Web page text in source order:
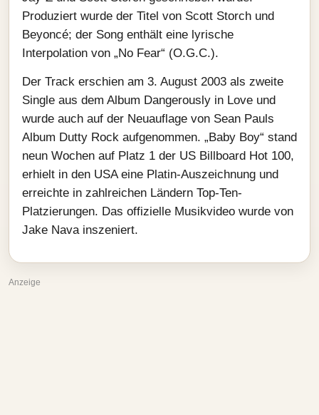
Produziert wurde der Titel von Scott Storch und
Beyoncé; der Song enthält eine lyrische
Interpolation von „No Fear“ (O.G.C.).
Der Track erschien am 3. August 2003 als zweite
Single aus dem Album Dangerously in Love und
wurde auch auf der Neuauflage von Sean Pauls
Album Dutty Rock aufgenommen. „Baby Boy“ stand
neun Wochen auf Platz 1 der US Billboard Hot 100,
erhielt in den USA eine Platin-Auszeichnung und
erreichte in zahlreichen Ländern Top-Ten-
Platzierungen. Das offizielle Musikvideo wurde von
Jake Nava inszeniert.
Anzeige